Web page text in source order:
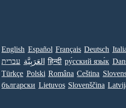
English Español Français Deutsch
עברית العَرَبِيَّة हिन्दी ру́сский язы́к
Türkçe Polski Româna Ceština
български Lietuvos Slovenščina